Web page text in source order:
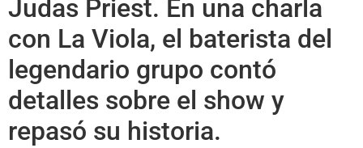
Judas Priest. En una charla
con La Viola, el baterista del
legendario grupo contó
detalles sobre el show y
repasó su historia.